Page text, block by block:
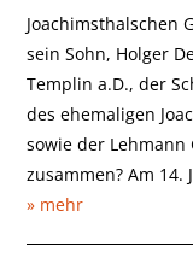
Joachimsthalschen
sein Sohn, Holger
Templin a.D., der
des ehemaligen
sowie der Lehmann
zusammen? Am
» mehr